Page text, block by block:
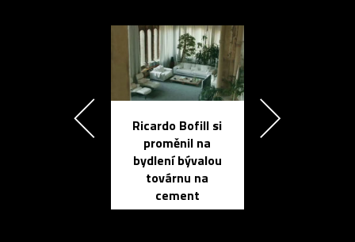
Ricardo Bofill si
proměnil na
bydlení bývalou
továrnu na
cement